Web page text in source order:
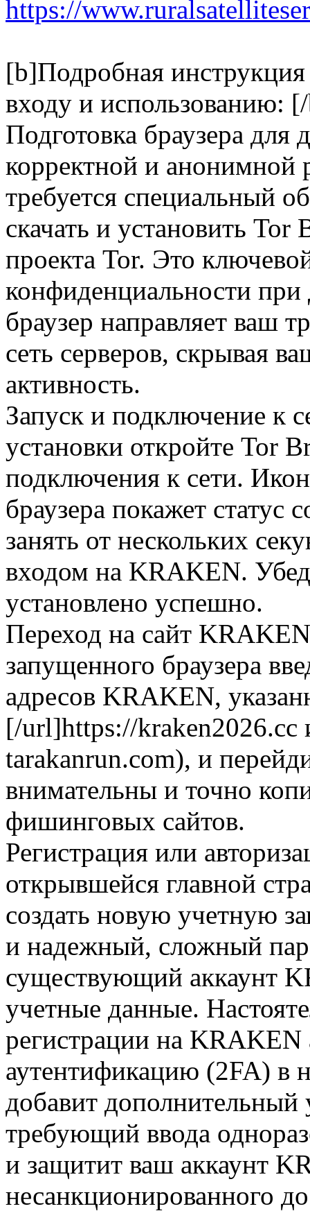
https://
[b]Подробная
входу и использованию:
Подготовка браузера
корректной и
требуется специальный
скачать и установить
проекта Tor. Это
конфиденциальности
браузер направляет ваш
сеть серверов, скрывая
активность.
Запуск и подключение к
установки откройте Tor
подключения к сети.
браузера покажет статус
занять от нескольких
входом на KRAKEN.
установлено успешно.
Переход на сайт
запущенного браузера
адресов KRAKEN,
[/url]https://
tarakanrun.com), и
внимательны и точно
фишинговых сайтов.
Регистрация или
открывшейся главной
создать новую учетную
и надежный, сложный
существующий аккаунт
учетные данные.
регистрации на KRAKEN
аутентификацию (2FA) в
добавит дополнительный
требующий ввода
и защитит ваш аккаунт
несанкционированного